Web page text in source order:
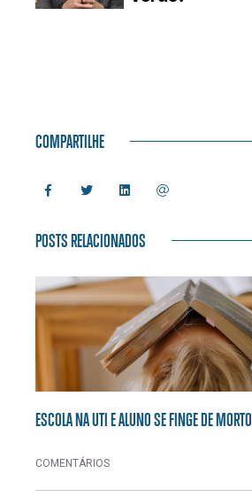
COMPARTILHE
POSTS RELACIONADOS
ESCOLA NA UTI E ALUNO SE FINGE DE MORTO
COMENTÁRIOS